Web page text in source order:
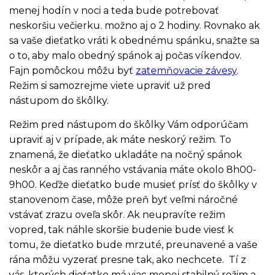
menej hodín v noci a teda bude potrebovať
neskoršiu večierku. možno aj o 2 hodiny. Rovnako ak
sa vaše dieťatko vráti k obednému spánku, snažte sa
o to, aby malo obedný spánok aj počas víkendov.
Fajn pomôckou môžu byť zatemňovacie závesy.
Režim si samozrejme viete upraviť už pred
nástupom do škôlky.
Režim pred nástupom do škôlky Vám odporúčam
upraviť aj v prípade, ak máte neskorý režim. To
znamená, že dieťatko ukladáte na nočný spánok
neskôr a aj čas ranného vstávania máte okolo 8h00-
9h00. Keďže dieťatko bude musieť prísť do škôlky v
stanovenom čase, môže preň byť veľmi náročné
vstávať zrazu oveľa skôr. Ak neupravíte režim
vopred, tak náhle skoršie budenie bude viesť k
tomu, že dieťatko bude mrzuté, preunavené a vaše
rána môžu vyzerať presne tak, ako nechcete. Tí z